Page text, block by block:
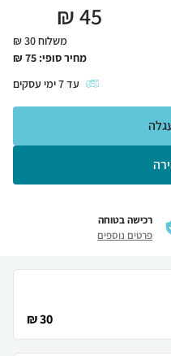
45
₪
משלוח 30 ₪
מחיר סופי: 75
₪
עד7ימי עסקים
רכישה בטוחה
פרטים נוספים
30 ₪